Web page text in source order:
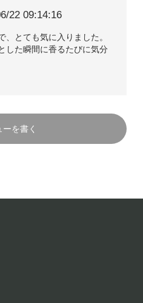
22 09:14:16
、とても気に入りました。
した瞬間に香るたびに気分
ーを書く